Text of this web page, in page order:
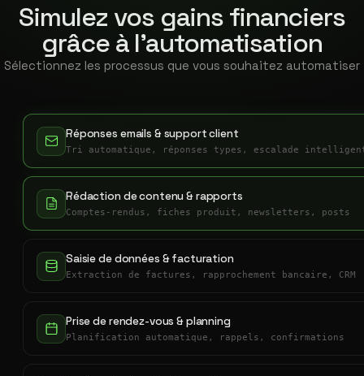
Simulez vos gains financiers
grâce à l'automatisation
Sélectionnez les processus que vous souhaitez automatiser
Réponses emails & support client
Tri automatique, réponses types, escalade
Rédaction de contenu & rapports
Comptes-rendus, fiches produit, newsletters, posts
Saisie de données & facturation
Extraction de factures, rapprochement bancaire, CRM
Prise de rendez-vous & planning
Planification automatique, rappels, confirmations